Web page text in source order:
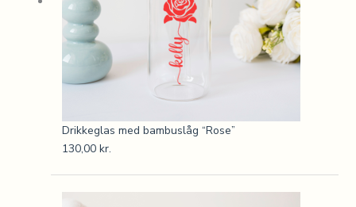
Drikkeglas med bambuslåg “Rose”
130,00 kr.